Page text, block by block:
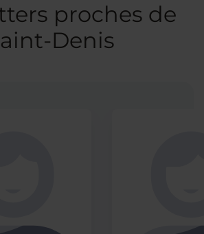
proches de
Denis